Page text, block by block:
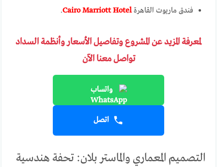
فندق ماريوت القاهرةCairo Marriott Hotel
.
لمعرفة المزيد عن المشروع وتفاصيل الأسعار وأنظمة السداد
تواصل معنا الآن
واتساب
اتصل
التصميم المعماري والماستر بلان: تحفة هندسية